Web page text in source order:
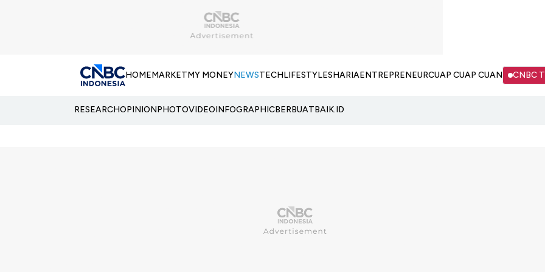
HOMEMARKETMY MONEYNEWSTECHLIFESTYLESHARIAENTREPRENEURCUAP CUAP CUAN CNBC
RESEARCHOPINIONPHOTOVIDEOINFOGRAPHICBERBUATBAIK.ID